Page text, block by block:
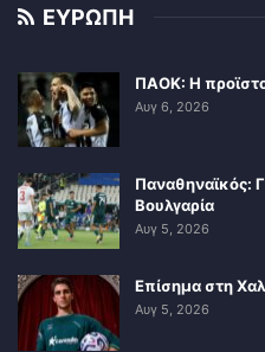
ΕΥΡΩΠΗ
ΠΑΟΚ: Η
Αυγ 6, 2026
Παναθηναϊκός:
Βουλγαρία
Αυγ 5, 2026
Επίσημα στη
Αυγ 5, 2026